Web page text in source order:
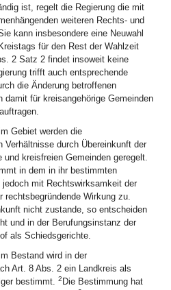
ist, regelt die Regierung die mit
weiteren Rechts- und
kann insbesondere eine Neuwahl
für den Rest der Wahlzeit
2 Satz 2 findet insoweit keine
trifft auch entsprechende
die Änderung betroffenen
damit für kreisangehörige Gemeinden
Gebiet werden die
Verhältnisse durch Übereinkunft der
und kreisfreien Gemeinden geregelt.
in dem in ihr bestimmten
mit Rechtswirksamkeit der
rechtsbegründende Wirkung zu.
nicht zustande, so entscheiden
und in der Berufungsinstanz der
als Schiedsgerichte.
Bestand wird in der
Art. 8 Abs. 2 ein Landkreis als
bestimmt. 2 Die Bestimmung hat